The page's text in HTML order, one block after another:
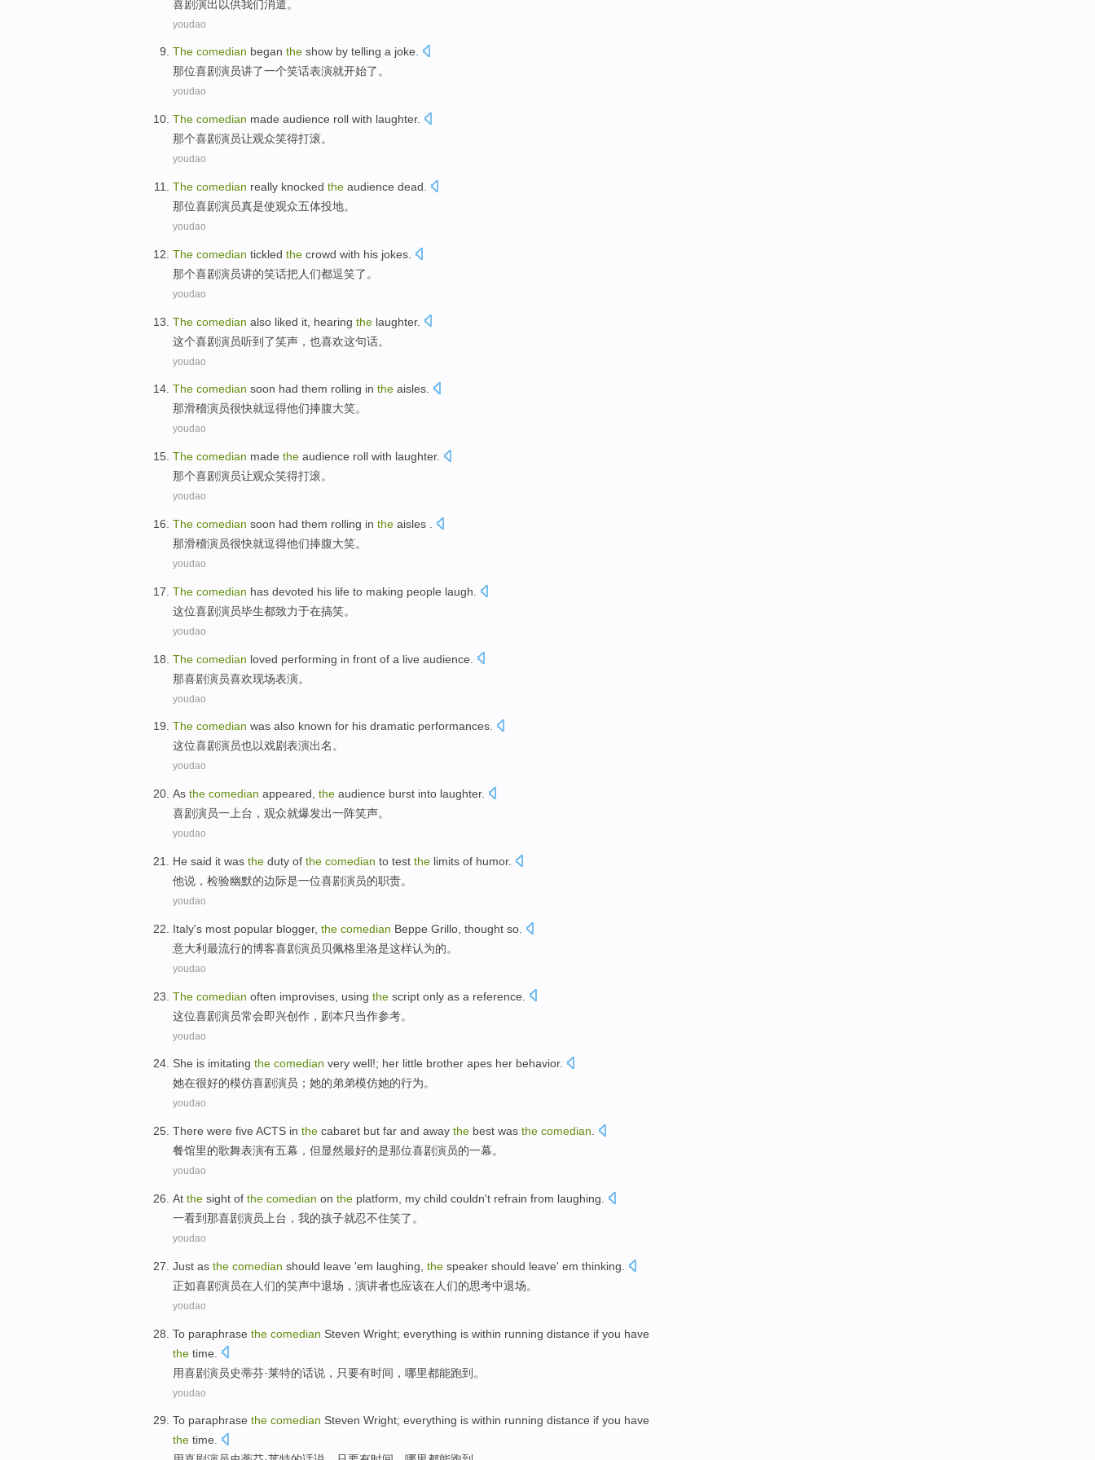
喜剧演出以供我们消遣。
youdao
The comedian began the show by telling a joke.
那位喜剧演员讲了一个笑话表演就开始了。
youdao
The comedian made audience roll with laughter.
那个喜剧演员让观众笑得打滚。
youdao
The comedian really knocked the audience dead
那位喜剧演员真是使观众五体投地。
youdao
The comedian tickled the crowd with his jokes
那个喜剧演员讲的笑话把人们都逗笑了。
youdao
The comedian also liked it hearing the laughter.
这个喜剧演员听到了笑声 ， 也喜欢这句话。
youdao
The comedian soon had them rolling in the aisles.
那滑稽演员很快就逗得他们捧腹大笑。
youdao
The comedian made the audience roll with laughter.
那个喜剧演员让观众笑得打滚。
youdao
The comedian soon had them rolling in the aisles
那滑稽演员很快就逗得他们捧腹大笑。
youdao
The comedian has devoted his life to making people laugh
这位喜剧演员毕生都致力于在搞笑。
youdao
The comedian loved performing in front of a live audience
那喜剧演员喜欢现场表演。
youdao
The comedian was also known for his dramatic performances.
这位喜剧演员也以戏剧表演出名。
youdao
As the comedian appeared, the audience burst into laughter.
喜剧演员一上台， 观众就爆发出一阵笑声。
youdao
He said it was the duty of the comedian to test the limits of humor.
他说 ， 检验幽默的边际是一位喜剧演员的职责。
youdao
Italy's most popular blogger, the comedian Beppe Grillo thought so.
意大利 最流行的博客喜剧演员贝佩格里洛是这样认为的。
youdao
The comedian often improvises using the script only as a reference
这位喜剧演员常会即兴创作 ， 剧本只 当作参考。
youdao
She is imitating the comedian very well!; her little brother apes her behavior.
她在很好的模仿喜剧演员 ； 她的弟弟模仿她的行为。
youdao
There were five ACTS in the cabaret but far and away the best was the comedian
餐馆里的歌舞表演有五幕 ， 但显然最好的是那位喜剧演员的一幕。
youdao
At the sight of the comedian on the platform, my child couldn't refrain from laughing
一看到那喜剧演员上台 ， 我的孩子就忍不住笑了 。
youdao
Just as the comedian should leave 'em laughing the speaker should leave' em thinking
正如喜剧演员在人们的笑声中退场 ， 演讲者也应该在人们的思考中退场。
youdao
To paraphrase the comedian Steven Wright; everything is within running distance if you have
the time
用喜剧演员史蒂芬·莱特的话说， 只要有时间，哪里都能跑到。
youdao
To paraphrase the comedian Steven Wright; everything is within running distance if you have
the time.